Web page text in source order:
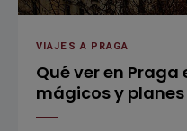
VIAJES A PRAGA
Qué ver en
mágicos y